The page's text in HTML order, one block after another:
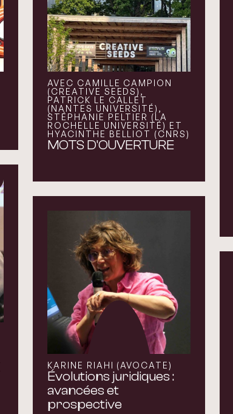
AVEC CAMILLE CAMPION
(CREATIVE SEEDS),
PATRICK LE CALLET
(NANTES UNIVERSITÉ),
STÉPHANIE PELTIER (LA
ROCHELLE UNIVERSITÉ) ET
HYACINTHE BELLIOT (CNRS)
MOTS D'OUVERTURE
KARINE RIAHI (AVOCATE)
Évolutions juridiques :
avancées et
prospective